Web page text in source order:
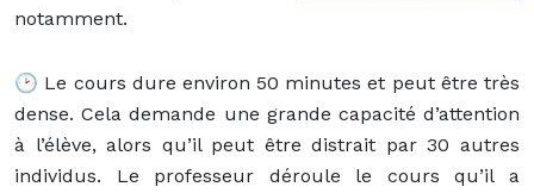
notamment.
🕑 Le cours dure environ 50 minutes et peut être très
dense. Cela demande une grande capacité d’attention
à l’élève, alors qu’il peut être distrait par 30 autres
individus. Le professeur déroule le cours qu’il a